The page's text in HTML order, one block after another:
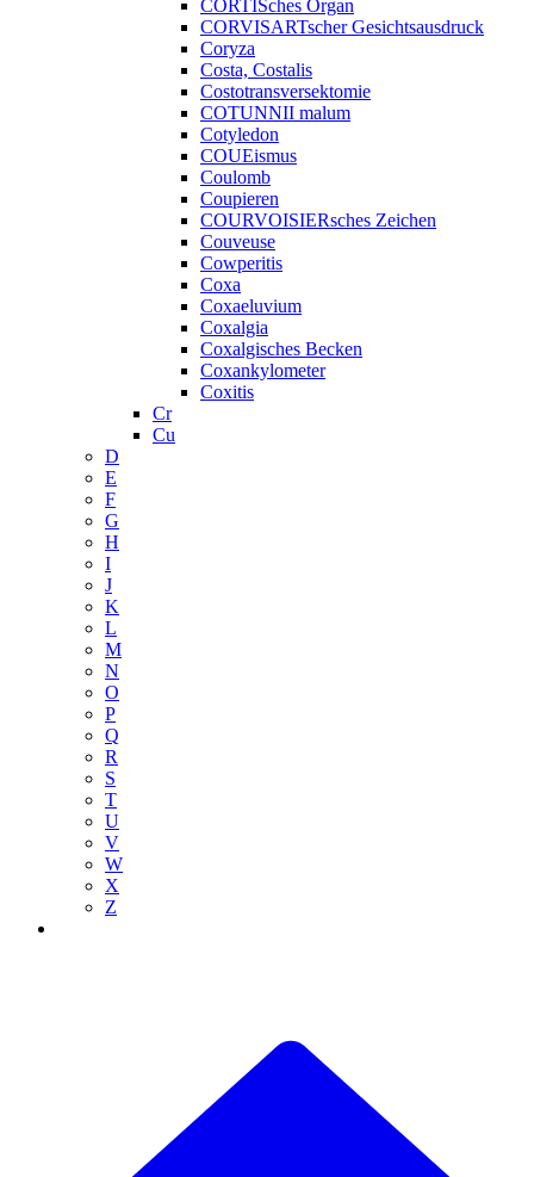
CORTISches Organ
CORVISARTscher Gesichtsausdruck
Coryza
Costa, Costalis
Costotransversektomie
COTUNNII malum
Cotyledon
COUEismus
Coulomb
Coupieren
COURVOISIERsches Zeichen
Couveuse
Cowperitis
Coxa
Coxaeluvium
Coxalgia
Coxalgisches Becken
Coxankylometer
Coxitis
Cr
Cu
D
E
F
G
H
I
J
K
L
M
N
O
P
Q
R
S
T
U
V
W
X
Z